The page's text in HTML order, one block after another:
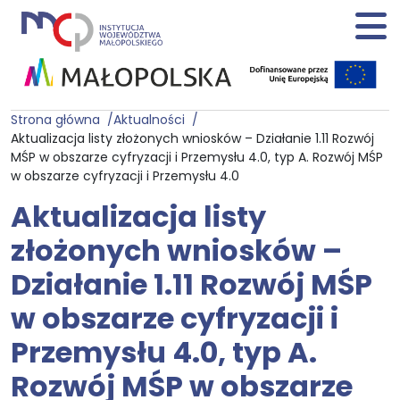
Strona główna
Aktualności
Aktualizacja listy złożonych wniosków – Działanie 1.11 Rozwój
MŚP w obszarze cyfryzacji i Przemysłu 4.0, typ A. Rozwój MŚP
w obszarze cyfryzacji i Przemysłu 4.0
Aktualizacja listy
złożonych wniosków –
Działanie 1.11 Rozwój MŚP
w obszarze cyfryzacji i
Przemysłu 4.0, typ A.
Rozwój MŚP w obszarze